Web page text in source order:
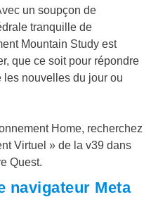
un soupçon de
tranquille de
Mountain Study est
que ce soit pour répondre
les nouvelles du jour ou
Home, recherchez
Virtuel » de la v39 dans
Quest.
navigateur Meta